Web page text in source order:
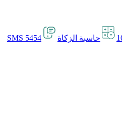
حاسبة الزكاة SMS 5454